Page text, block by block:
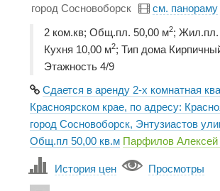
город Сосновоборск
см. панораму
2 ком.кв; Общ.пл. 50,00 м2; Жил.пл.
Кухня 10,00 м2; Тип дома
Этажность 4/9
Сдается в аренду 2-х комнатная
Красноярском крае, по адресу:
город Сосновоборск, Энтузиастов
Общ.пл 50,00 кв.м Парфилов Алексей
История цен Просмотры